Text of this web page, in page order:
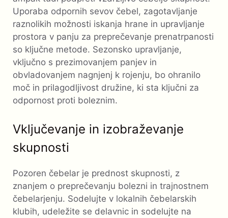
Uporaba odpornih sevov čebel, zagotavljanje
raznolikih možnosti iskanja hrane in upravljanje
prostora v panju za preprečevanje prenatrpanosti
so ključne metode. Sezonsko upravljanje,
vključno s prezimovanjem panjev in
obvladovanjem nagnjenj k rojenju, bo ohranilo
moč in prilagodljivost družine, ki sta ključni za
odpornost proti boleznim.
Vključevanje in izobraževanje
skupnosti
Pozoren čebelar je prednost skupnosti, z
znanjem o preprečevanju bolezni in trajnostnem
čebelarjenju. Sodelujte v lokalnih čebelarskih
klubih, udeležite se delavnic in sodelujte na